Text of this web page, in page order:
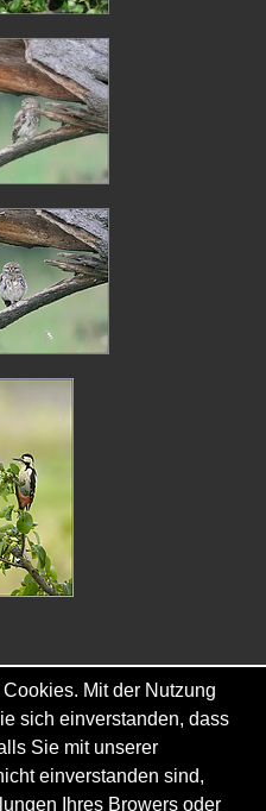
& Ralf Kistowski
Mit der Nutzung
sich einverstanden, dass
Sie mit unserer
einverstanden sind,
Ihres Browers oder